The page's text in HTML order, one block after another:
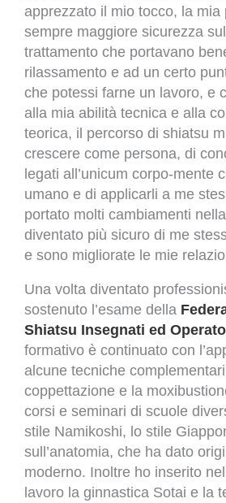
apprezzato il mio tocco, la mia
sempre maggiore sicurezza
trattamento che portavano
rilassamento e ad un certo
che potessi farne un lavoro, e
alla mia abilità tecnica e alla
teorica, il percorso di shiatsu
crescere come persona, di
legati all’unicum corpo-mente
umano e di applicarli a me
portato molti cambiamenti
diventato più sicuro di me
e sono migliorate le mie
Una volta diventato
sostenuto l’esame della
Shiatsu Insegnati ed
formativo è continuato con
alcune tecniche
coppettazione e la
corsi e seminari di scuole
stile Namikoshi, lo stile
sull’anatomia, che ha dato
moderno. Inoltre ho inserito
lavoro la ginnastica Sotai e la